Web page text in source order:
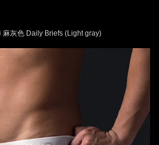
麻灰色 Daily Briefs (Light gray)